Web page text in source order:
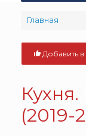
Главная
Добавить
(2019-